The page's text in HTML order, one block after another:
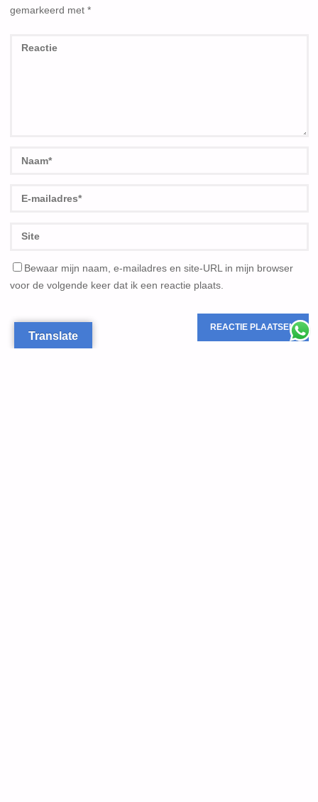
gemarkeerd met *
Bewaar mijn naam, e-mailadres en site-URL in mijn browser
voor de volgende keer dat ik een reactie plaats.
Translate